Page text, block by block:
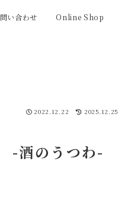
い合わせ Online Shop
2022.12.22 2025.12.25
酒のうつわ-